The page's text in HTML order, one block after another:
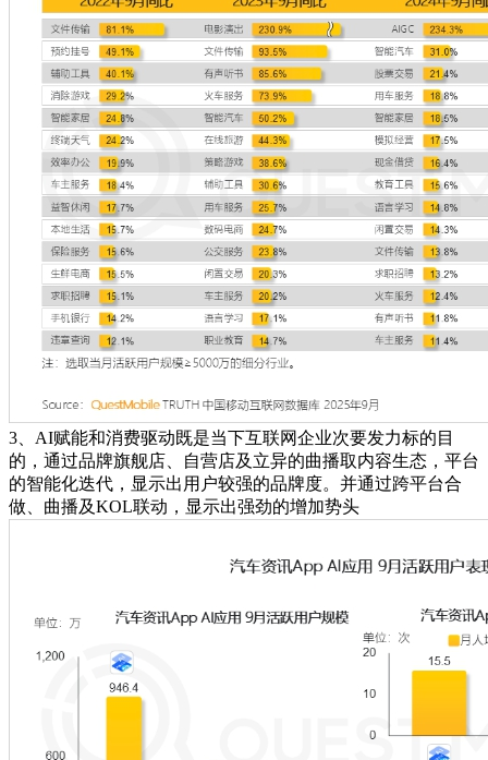
3、AI赋能和消费驱动既是当下互联网企业次要发力标的目
的，通过品牌旗舰店、自营店及立异的曲播取内容生态，平台
的智能化迭代，显示出用户较强的品牌度。并通过跨平台合
做、曲播及KOL联动，显示出强劲的增加势头